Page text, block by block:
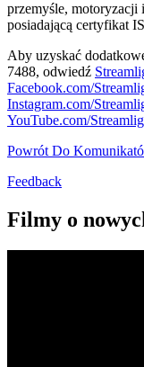
przemyśle, motoryzacji
posiadającą certyfikat
Aby uzyskać
7488, odwiedź
Facebook.com/
Instagram.com/
YouTube.com/
Powrót Do
Feedback
Filmy o